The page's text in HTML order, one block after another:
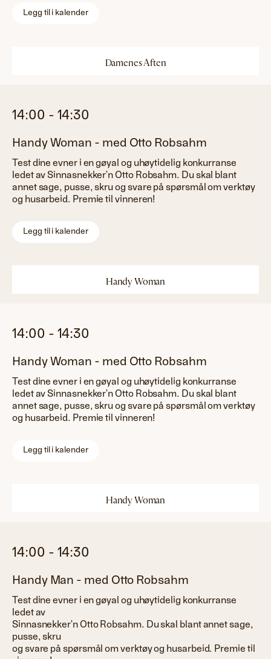
Legg til i kalender
Damenes Aften
14:00 - 14:30
Handy Woman - med Otto Robsahm
Test dine evner i en gøyal og uhøytidelig konkurranse
ledet av Sinnasnekker’n Otto Robsahm. Du skal blant
annet sage, pusse, skru og svare på spørsmål om verktøy
og husarbeid. Premie til vinneren!
Legg til i kalender
Handy Woman
14:00 - 14:30
Handy Woman - med Otto Robsahm
Test dine evner i en gøyal og uhøytidelig konkurranse
ledet av Sinnasnekker’n Otto Robsahm. Du skal blant
annet sage, pusse, skru og svare på spørsmål om verktøy
og husarbeid. Premie til vinneren!
Legg til i kalender
Handy Woman
14:00 - 14:30
Handy Man - med Otto Robsahm
Test dine evner i en gøyal og uhøytidelig konkurranse
ledet av
Sinnasnekker’n Otto Robsahm. Du skal blant annet sage,
pusse, skru
og svare på spørsmål om verktøy og husarbeid. Premie til